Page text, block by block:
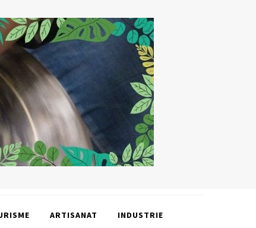
ARTISANAT
INDUSTRIE